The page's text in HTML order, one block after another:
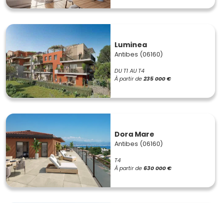
Luminea
Antibes (06160)
DU T1 AU T4
À partir de235 000 €
Dora Mare
Antibes (06160)
T4
À partir de630 000 €